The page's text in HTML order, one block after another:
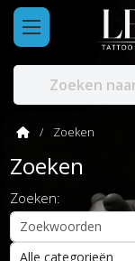
Zoeken
Zoeken
Zoeken: